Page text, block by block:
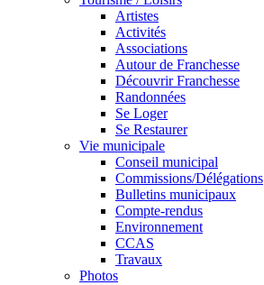
Artistes
Activités
Associations
Autour de Franchesse
Découvrir Franchesse
Randonnées
Se Loger
Se Restaurer
Vie municipale
Conseil municipal
Commissions/Délégations
Bulletins municipaux
Compte-rendus
Environnement
CCAS
Travaux
Photos